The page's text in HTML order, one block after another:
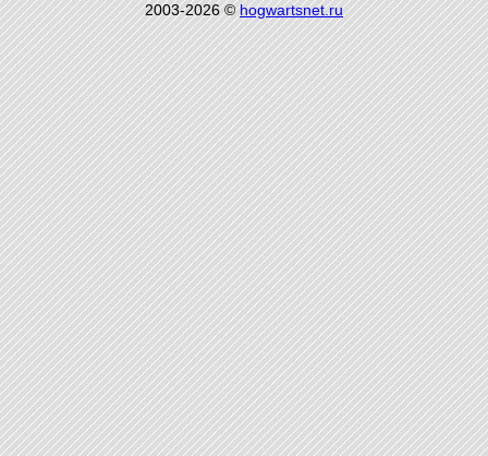
2003-2026 ©hogwartsnet.ru